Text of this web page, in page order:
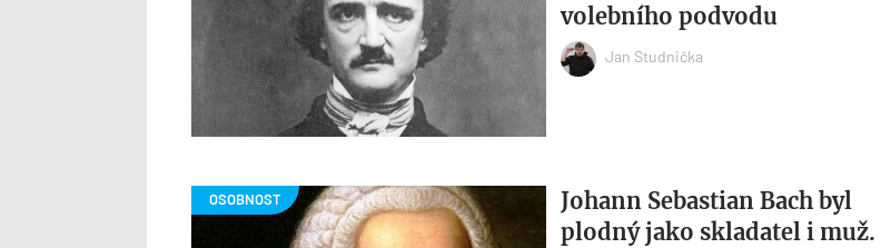
volebního podvodu
Jan Studnička
Johann Sebastian Bach byl
plodný jako skladatel i muž.